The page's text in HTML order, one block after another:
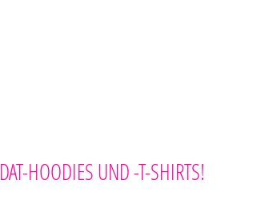
DAT-HOODIES UND -T-SHIRTS!